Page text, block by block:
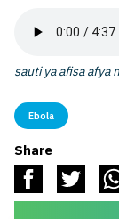
sauti ya afisa afya
Ebola
Share